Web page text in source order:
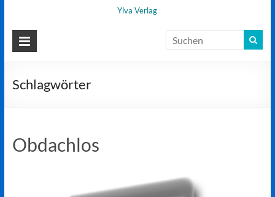
Ylva Verlag
Schlagwörter
Obdachlos